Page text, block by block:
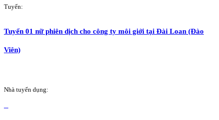
Tuyển:
Tuyển 01 nữ phiên dịch cho công ty môi giới tại Đài Loan (Đào
Viên)
Nhà tuyển dụng: